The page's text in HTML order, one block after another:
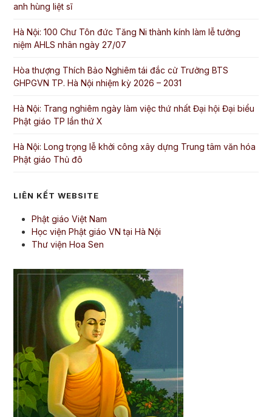
anh hùng liệt sĩ
Hà Nội: 100 Chư Tôn đức Tăng Ni thành kính làm lễ tưởng
niệm AHLS nhân ngày 27/07
Hòa thượng Thích Bảo Nghiêm tái đắc cử Trưởng BTS
GHPGVN TP. Hà Nội nhiệm kỳ 2026 – 2031
Hà Nội: Trang nghiêm ngày làm việc thứ nhất Đại hội Đại biểu
Phật giáo TP lần thứ X
Hà Nội: Long trọng lễ khởi công xây dựng Trung tâm văn hóa
Phật giáo Thủ đô
LIÊN KẾT WEBSITE
Phật giáo Việt Nam
Học viện Phật giáo VN tại Hà Nội
Thư viện Hoa Sen